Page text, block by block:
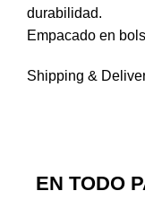
durabilidad.
Empacado en
Shipping &
EN TODO